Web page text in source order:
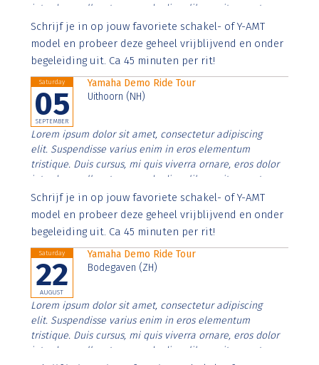
interdum nulla, ut commodo diam libero vitae erat.
Aenean faucibus nibh et justo cursus id rutrum lorem
imperdiet. Nunc ut sem vitae risus tristique posuere.
Schrijf je in op jouw favoriete schakel- of Y-AMT
model en probeer deze geheel vrijblijvend en onder
begeleiding uit. Ca 45 minuten per rit!
Saturday
05
SEPTEMBER
Yamaha Demo Ride Tour
Uithoorn (NH)
Lorem ipsum dolor sit amet, consectetur adipiscing
elit. Suspendisse varius enim in eros elementum
tristique. Duis cursus, mi quis viverra ornare, eros dolor
interdum nulla, ut commodo diam libero vitae erat.
Aenean faucibus nibh et justo cursus id rutrum lorem
imperdiet. Nunc ut sem vitae risus tristique posuere.
Schrijf je in op jouw favoriete schakel- of Y-AMT
model en probeer deze geheel vrijblijvend en onder
begeleiding uit. Ca 45 minuten per rit!
Saturday
22
AUGUST
Yamaha Demo Ride Tour
Bodegaven (ZH)
Lorem ipsum dolor sit amet, consectetur adipiscing
elit. Suspendisse varius enim in eros elementum
tristique. Duis cursus, mi quis viverra ornare, eros dolor
interdum nulla, ut commodo diam libero vitae erat.